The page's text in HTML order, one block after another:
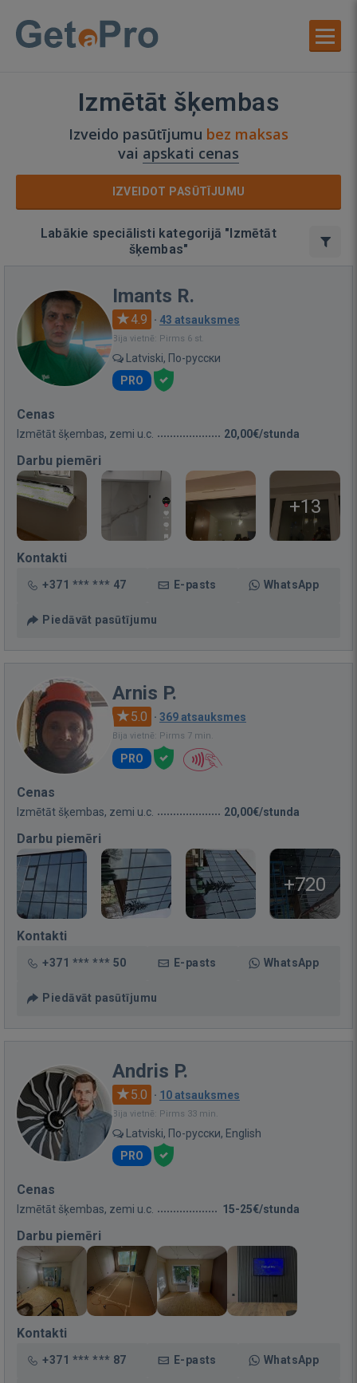
Izmētāt šķembas
Izveido pasūtījumu bez maksas
vai apskati cenas
IZVEIDOT PASŪTĪJUMU
Labākie speciālisti kategorijā "Izmētāt
šķembas"
Imants R.
4.9 · 43 atsauksmes
Bija vietnē: Pirms 6 st.
Latviski, По-русски
PRO
Cenas
Izmētāt šķembas, zemi u.c. 20,00€/stunda
Darbu piemēri
+13
Kontakti
+371 *** *** 47 E-pasts WhatsApp
Piedāvāt pasūtījumu
Arnis P.
5.0 · 369 atsauksmes
Bija vietnē: Pirms 7 min.
PRO
Cenas
Izmētāt šķembas, zemi u.c. 20,00€/stunda
Darbu piemēri
+720
Kontakti
+371 *** *** 50 E-pasts WhatsApp
Piedāvāt pasūtījumu
Andris P.
5.0 · 10 atsauksmes
Bija vietnē: Pirms 33 min.
Latviski, По-русски, English
PRO
Cenas
Izmētāt šķembas, zemi u.c. 15-25€/stunda
Darbu piemēri
Kontakti
+371 *** *** 87 E-pasts WhatsApp